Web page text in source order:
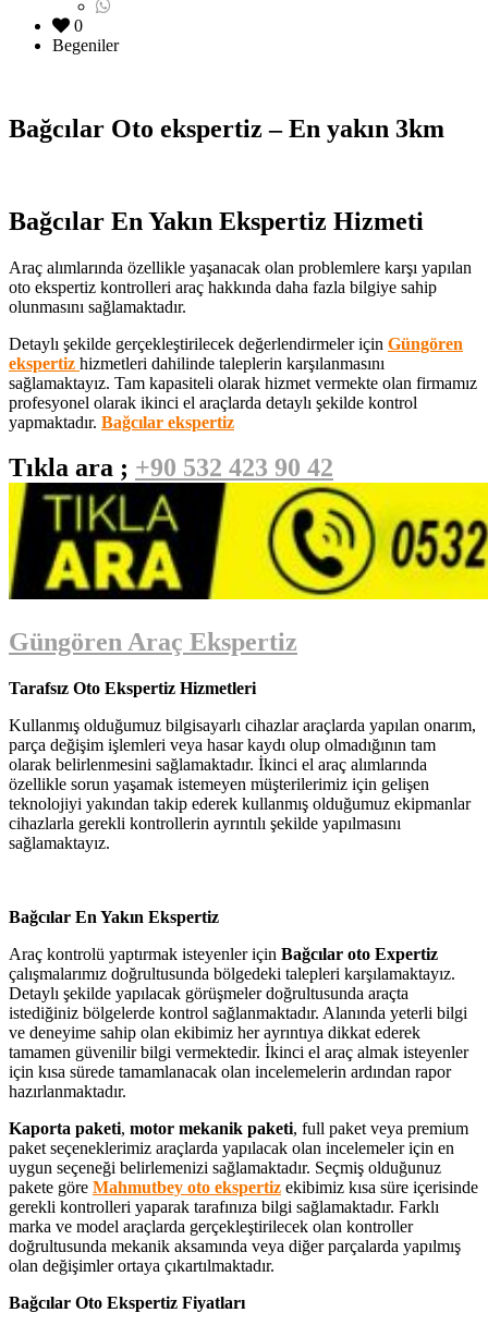
0
Begeniler
Bağcılar Oto ekspertiz – En yakın 3km
Bağcılar En Yakın Ekspertiz Hizmeti
Araç alımlarında özellikle yaşanacak olan problemlere karşı yapılan
oto ekspertiz kontrolleri araç hakkında daha fazla bilgiye sahip
olunmasını sağlamaktadır.
Detaylı şekilde gerçekleştirilecek değerlendirmeler için Güngören
ekspertiz hizmetleri dahilinde taleplerin karşılanmasını
sağlamaktayız. Tam kapasiteli olarak hizmet vermekte olan firmamız
profesyonel olarak ikinci el araçlarda detaylı şekilde kontrol
yapmaktadır. Bağcılar ekspertiz
Tıkla ara ; +90 532 423 90 42
Güngören Araç Ekspertiz
Tarafsız Oto Ekspertiz Hizmetleri
Kullanmış olduğumuz bilgisayarlı cihazlar araçlarda yapılan onarım,
parça değişim işlemleri veya hasar kaydı olup olmadığının tam
olarak belirlenmesini sağlamaktadır. İkinci el araç alımlarında
özellikle sorun yaşamak istemeyen müşterilerimiz için gelişen
teknolojiyi yakından takip ederek kullanmış olduğumuz ekipmanlar
cihazlarla gerekli kontrollerin ayrıntılı şekilde yapılmasını
sağlamaktayız.
Bağcılar En Yakın Ekspertiz
Araç kontrolü yaptırmak isteyenler için Bağcılar oto Expertiz
çalışmalarımız doğrultusunda bölgedeki talepleri karşılamaktayız.
Detaylı şekilde yapılacak görüşmeler doğrultusunda araçta
istediğiniz bölgelerde kontrol sağlanmaktadır. Alanında yeterli bilgi
ve deneyime sahip olan ekibimiz her ayrıntıya dikkat ederek
tamamen güvenilir bilgi vermektedir. İkinci el araç almak isteyenler
için kısa sürede tamamlanacak olan incelemelerin ardından rapor
hazırlanmaktadır.
Kaporta paketi, motor mekanik paketi, full paket veya premium
paket seçeneklerimiz araçlarda yapılacak olan incelemeler için en
uygun seçeneği belirlemenizi sağlamaktadır. Seçmiş olduğunuz
pakete göre Mahmutbey oto ekspertiz ekibimiz kısa süre içerisinde
gerekli kontrolleri yaparak tarafınıza bilgi sağlamaktadır. Farklı
marka ve model araçlarda gerçekleştirilecek olan kontroller
doğrultusunda mekanik aksamında veya diğer parçalarda yapılmış
olan değişimler ortaya çıkartılmaktadır.
Bağcılar Oto Ekspertiz Fiyatları